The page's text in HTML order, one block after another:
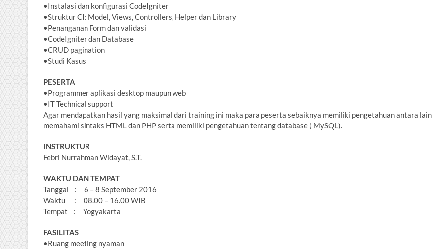
•Instalasi dan konfigurasi CodeIgniter
•Struktur CI: Model, Views, Controllers, Helper dan Library
•Penanganan Form dan validasi
•CodeIgniter dan Database
•CRUD pagination
•Studi Kasus
PESERTA
•Programmer aplikasi desktop maupun web
•IT Technical support
Agar mendapatkan hasil yang maksimal dari training ini maka para peserta sebaiknya memiliki pengetahuan antara lain
memahami sintaks HTML dan PHP serta memiliki pengetahuan tentang database ( MySQL).
INSTRUKTUR
Febri Nurrahman Widayat, S.T.
WAKTU DAN TEMPAT
Tanggal : 6 – 8 September 2016
Waktu : 08.00 – 16.00 WIB
Tempat : Yogyakarta
FASILITAS
•Ruang meeting nyaman